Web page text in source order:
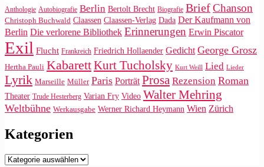
Anthologie Autobiografie Berlin Bertolt Brecht Biografie BriefChanson
Christoph Buchwald Claassen Claassen-Verlag Dada Der Kaufmann von
Berlin Die verlorene Bibliothek Erinnerungen Erwin Piscator
Exil Flucht Frankreich Friedrich Hollaender Gedicht George Grosz
Hertha Pauli KabarettKurt Tucholsky Kurt Weill Lied Lieder
Lyrik Marseille Müller Paris Porträt Prosa Rezension Roman
Theater Trude Hesterberg Varian Fry Video Walter Mehring
Weltbühne Werkausgabe Werner Richard Heymann Wien Zürich
Kategorien
Kategorien